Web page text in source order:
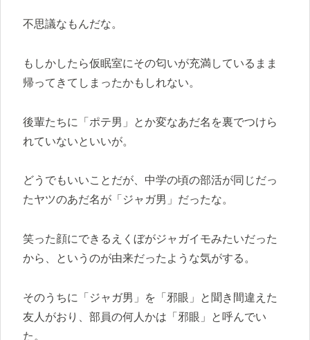
不思議なもんだな。
もしかしたら仮眠室にその匂いが充満しているまま
帰ってきてしまったかもしれない。
後輩たちに「ポテ男」とか変なあだ名を裏でつけら
れていないといいが。
どうでもいいことだが、中学の頃の部活が同じだっ
たヤツのあだ名が「ジャガ男」だったな。
笑った顔にできるえくぼがジャガイモみたいだった
から、というのが由来だったような気がする。
そのうちに「ジャガ男」を「邪眼」と聞き間違えた
友人がおり、部員の何人かは「邪眼」と呼んでい
た。